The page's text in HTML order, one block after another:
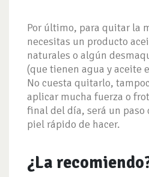
Por último, para quitar la
necesitas un producto
naturales o algún
(que tienen agua y aceite
No cuesta quitarlo,
aplicar mucha fuerza o
final del día, será un paso
piel rápido de hacer.
¿La